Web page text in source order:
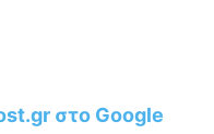
στο Google